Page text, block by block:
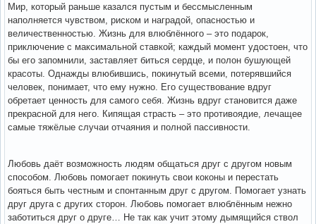
Мир, который раньше казался пустым и бессмысленным
наполняется чувством, риском и наградой, опасностью и
величественностью. Жизнь для влюблённого – это подарок,
приключение с максимальной ставкой; каждый момент удостоен, что
бы его запомнили, заставляет биться сердце, и полон бушующей
красоты. Однажды влюбившись, покинутый всеми, потерявшийся
человек, понимает, что ему нужно. Его существование вдруг
обретает ценность для самого себя. Жизнь вдруг становится даже
прекрасной для него. Кипящая страсть – это противоядие, лечащее
самые тяжёлые случаи отчаяния и полной пассивности.
Любовь даёт возможность людям общаться друг с другом новым
способом. Любовь помогает покинуть свои коконы и перестать
бояться быть честным и спонтанным друг с другом. Помогает узнать
друг друга с других сторон. Любовь помогает влюблённым нежно
заботиться друг о друге… Не так как учит этому дымящийся ствол